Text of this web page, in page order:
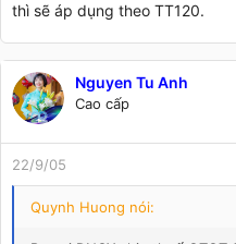
thì sẽ áp dụng theo TT120.
Nguyen Tu Anh
Cao cấp
22/9/05
Quynh Huong nói: